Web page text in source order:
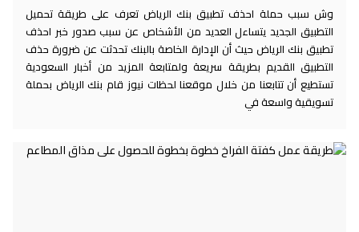
وش سبب حملة احذف تطبيق بنك الرياض تعرف على طريقة تحميل
التطبيق الجديد يتساءل العديد من الأشخاص عن سبب صدور خبر احذف
تطبيق بنك الرياض حيث أن الإدارة الخاصة بالبنك تحدثت عن ضرورة حذف
التطبيق القديم بطريقة سريعة ولمتابعة المزيد من أخبار السعودية
تستطيع أن تتابعنا من خلال موقعنا لحظات نيوز قام بنك الرياض بحملة
تسويقية واسعة في